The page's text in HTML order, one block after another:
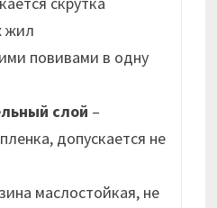
жил
повивами в одну
слой –
допускается не
маслостойкая, не